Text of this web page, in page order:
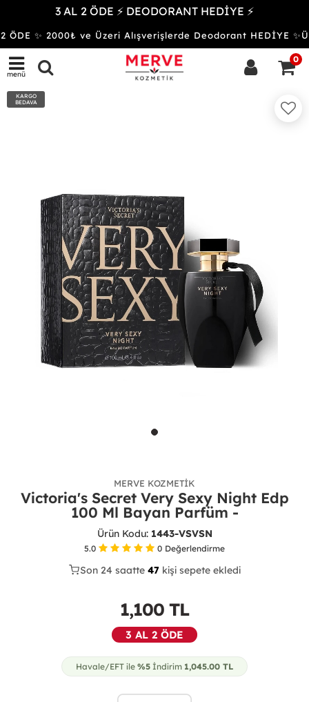
3 AL 2 ÖDE ⚡ DEODORANT HEDİYE ⚡
✨ 2000₺ ve Üzeri Alışverişlerde Deodorant HEDİYE
menü
0
KARGO
BEDAVA
MERVE KOZMETIK
Victoria's Secret Very Sexy Night Edp
100 Ml Bayan Parfüm -
Ürün Kodu: 1443-VSVSN
5.0 0 Değerlendirme
32
Son 24 saatte 47kişi sepete ekledi
12
1,100 TL
3 AL 2 ÖDE
Havale/EFT ile %5 İndirim 1,045.00 TL